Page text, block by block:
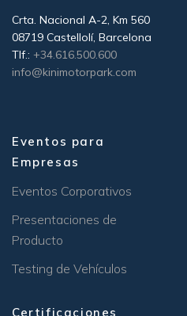
Crta. Nacional A-2, Km 560
08719 Castellolí, Barcelona
Tlf.: +34.616.500.600
info@kinimotorpark.com
Eventos para
Empresas
Eventos Corporativos
Presentaciones de
Producto
Testing de Vehículos
Certificaciones